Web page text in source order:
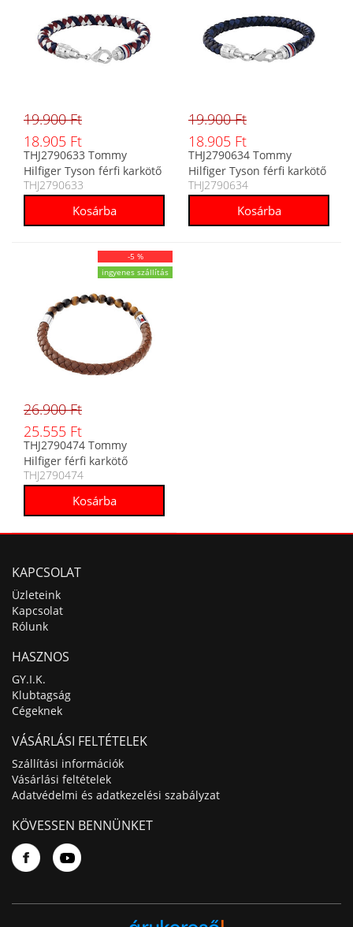
19.900 Ft
18.905 Ft
THJ2790633 Tommy
Hilfiger Tyson férfi karkötő
THJ2790633
19.900 Ft
18.905 Ft
THJ2790634 Tommy
Hilfiger Tyson férfi karkötő
THJ2790634
-5 %
ingyenes szállítás
26.900 Ft
25.555 Ft
THJ2790474 Tommy
Hilfiger férfi karkötő
THJ2790474
KAPCSOLAT
Üzleteink
Kapcsolat
Rólunk
HASZNOS
GY.I.K.
Klubtagság
Cégeknek
VÁSÁRLÁSI FELTÉTELEK
Szállítási információk
Vásárlási feltételek
Adatvédelmi és adatkezelési szabályzat
KÖVESSEN BENNÜNKET